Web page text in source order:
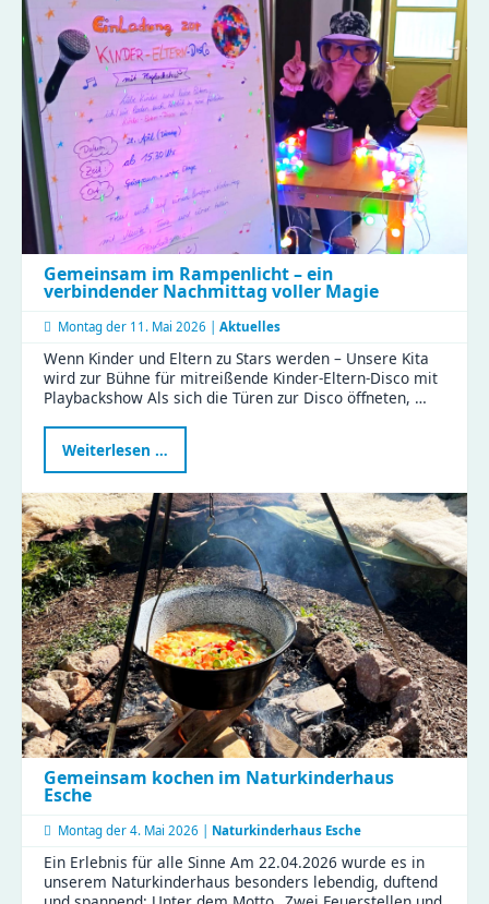
Naturkinderhaus
Gemeinsam im Rampenlicht – ein
verbindender Nachmittag voller Magie
Montag der 11. Mai 2026 | Aktuelles
Wenn Kinder und Eltern zu Stars werden – Unsere Kita
wird zur Bühne für mitreißende Kinder-Eltern-Disco mit
Playbackshow Als sich die Türen zur Disco öffneten, …
Weiterlesen …
im
Rampenlicht
–
ein
verbindender
Nachmittag
voller
Magie
Gemeinsam kochen im Naturkinderhaus
Esche
Montag der 4. Mai 2026 | Naturkinderhaus Esche
Ein Erlebnis für alle Sinne Am 22.04.2026 wurde es in
unserem Naturkinderhaus besonders lebendig, duftend